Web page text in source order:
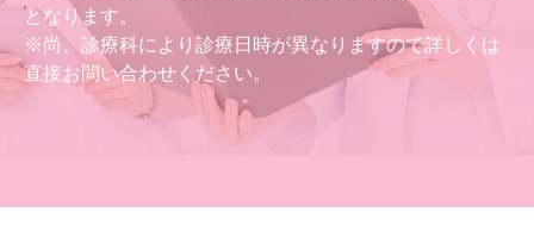
となります。
※尚、診療科により診療日時が異なりますので詳しくは
直接お問い合わせください。